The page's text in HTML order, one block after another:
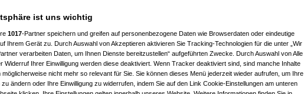
ist uns wichtig
1017-Partner speichern und greifen auf personenbezogene Daten wie Browserdaten oder eindeutige
Ihrem Gerät zu. Durch Auswahl von Akzeptieren aktivieren Sie Tracking-Technologien für die unter „Wir
verarbeiten Daten, um Ihnen Dienste bereitzustellen“ aufgeführten Zwecke. Durch Auswahl von Alle
Widerruf Ihrer Einwilligung werden diese deaktiviert. Wenn Tracker deaktiviert sind, sind manche Inhalte
möglicherweise nicht mehr so relevant für Sie. Sie können dieses Menü jederzeit wieder aufrufen, um Ihre
zu ändern oder Ihre Einwilligung zu widerrufen, indem Sie auf den Link Cookie-Einstellungen am unteren